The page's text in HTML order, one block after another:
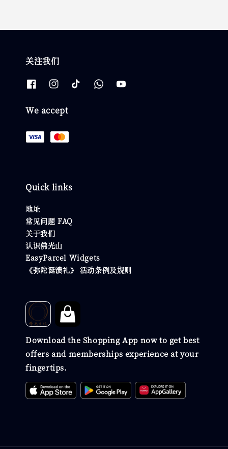
关注我们
We accept
Quick links
地址
常见问题 FAQ
关于我们
认识佛光山
EasyParcel Widgets
《弥陀诞馈礼》 活动条例及规则
Download the Shopping App now to get best
offers and memberships experience at your
fingertips.